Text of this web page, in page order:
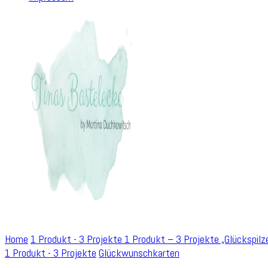
Home 1 Produkt - 3 Projekte 1 Produkt – 3 Projekte
1 Produkt - 3 Projekte Glückwunschkarten